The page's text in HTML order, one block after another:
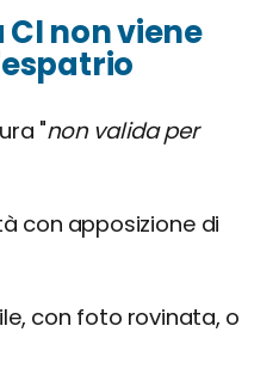
non viene
"non valida per
con apposizione di
con foto rovinata, o